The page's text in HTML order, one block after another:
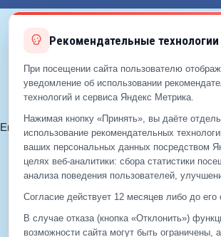
©
Политика
Политика
Согласие
Email: info@eds-korolev.ru
+7
+7
512-00-11
Рекомендательные технологии
При посещении сайта пользователю
уведомление об использовании
технологий и сервиса Яндекс Метрика.
Нажимая кнопку «Принять», вы даёте
использование рекомендательных
ваших персональных данных посредством
целях веб‑аналитики: сбора статистики
анализа поведения пользователей,
Согласие действует 12 месяцев либо до его
В случае отказа (кнопка «Отклонить»)
возможности сайта могут быть ограничены,